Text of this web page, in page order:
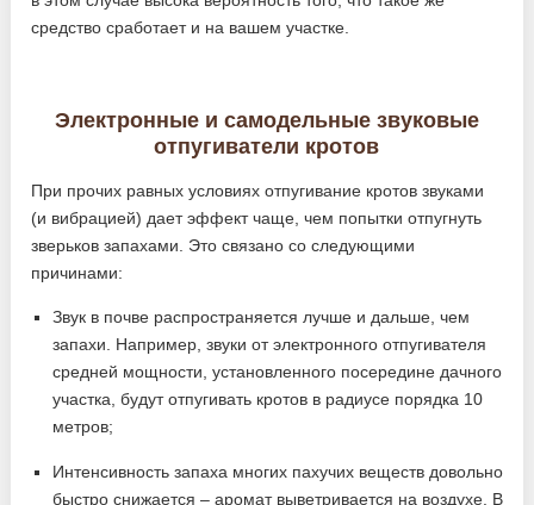
средство сработает и на вашем участке.
Электронные и самодельные звуковые
отпугиватели кротов
При прочих равных условиях отпугивание кротов звуками
(и вибрацией) дает эффект чаще, чем попытки отпугнуть
зверьков запахами. Это связано со следующими
причинами:
Звук в почве распространяется лучше и дальше, чем
запахи. Например, звуки от электронного отпугивателя
средней мощности, установленного посередине дачного
участка, будут отпугивать кротов в радиусе порядка 10
метров;
Интенсивность запаха многих пахучих веществ довольно
быстро снижается – аромат выветривается на воздухе. В